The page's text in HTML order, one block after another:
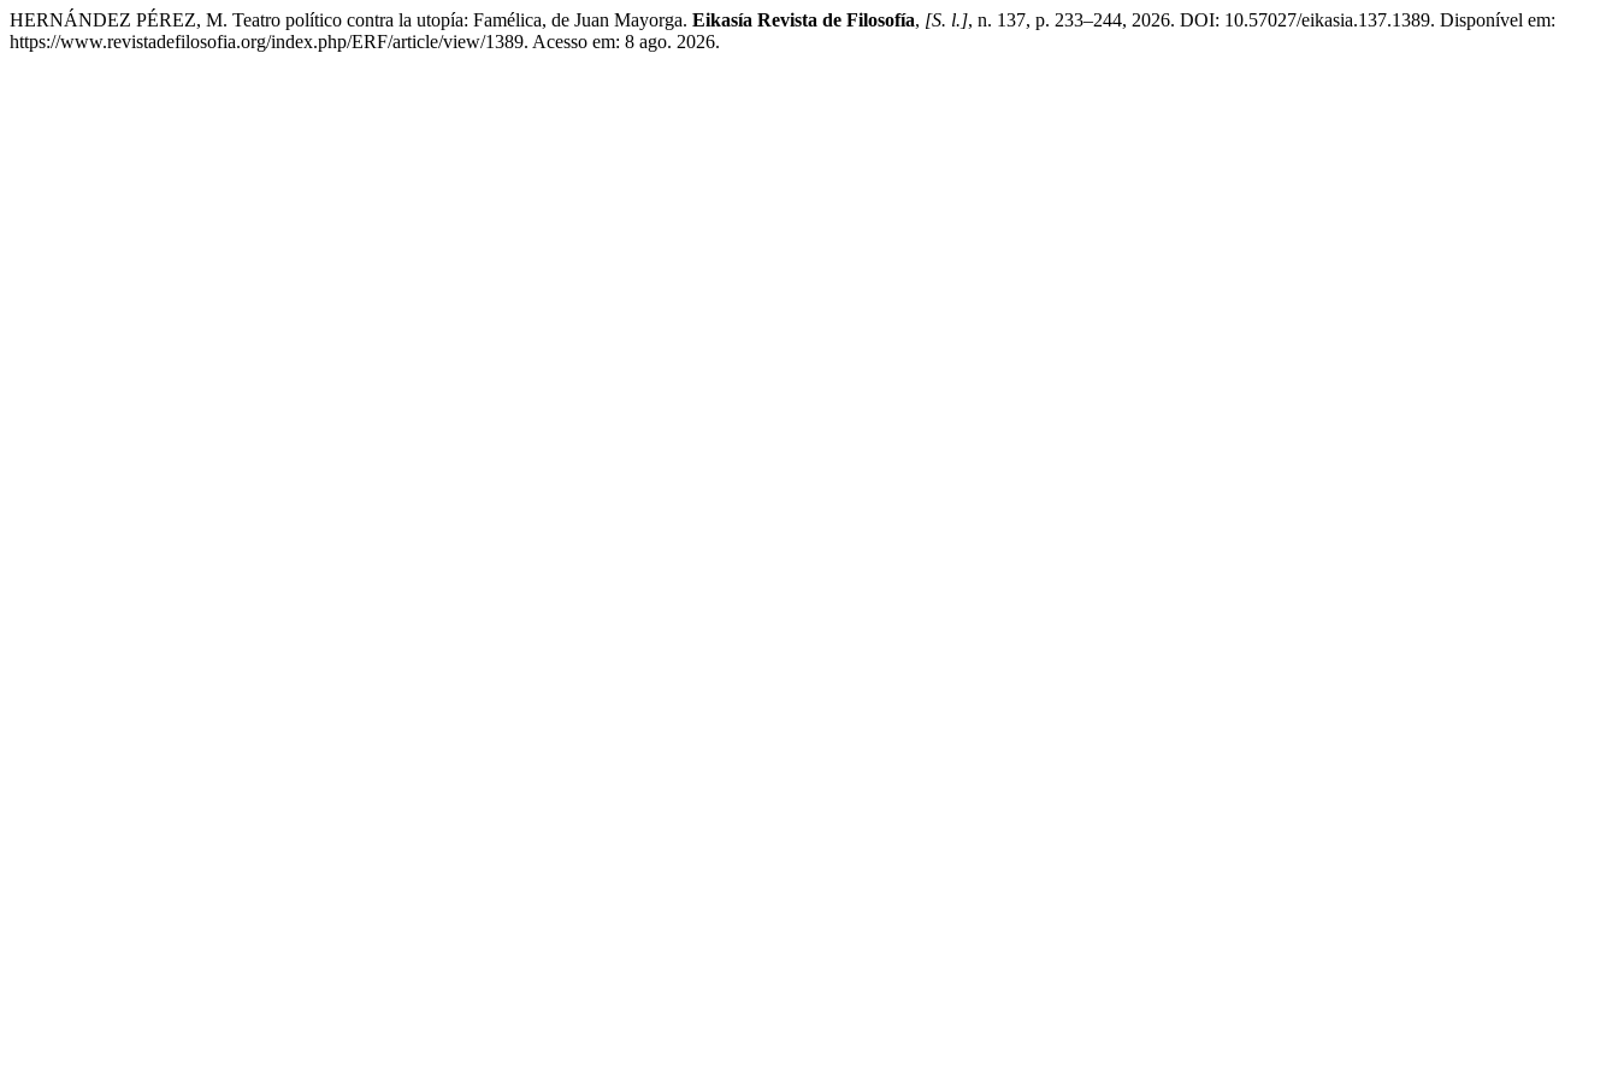
HERNÁNDEZ PÉREZ, M. Teatro político contra la utopía: Famélica, de Juan Mayorga. Eikasía Revista de Filosofía, [S. l.], n. 137, p. 233–244, 2026. DOI: 10.57027/eikasia.137.1389. Disponível em:
https://www.revistadefilosofia.org/index.php/ERF/article/view/1389. Acesso em: 8 ago. 2026.